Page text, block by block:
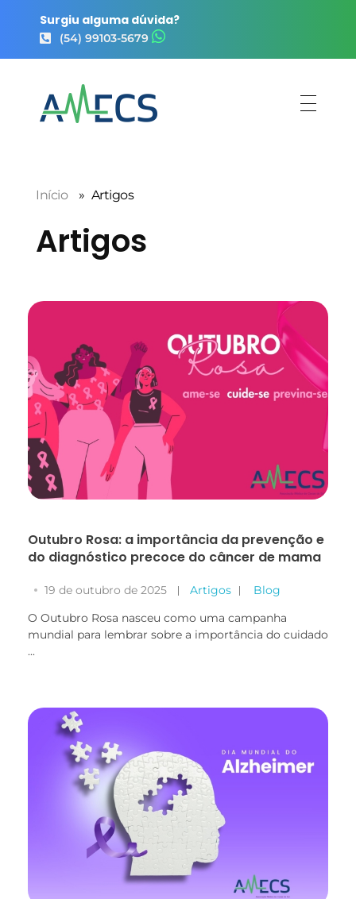
Surgiu alguma dúvida?
(54) 99103-5679
Início » Artigos
Artigos
Outubro Rosa: a importância da prevenção e
do diagnóstico precoce do câncer de mama
19 de outubro de 2025 Artigos
Blog
O Outubro Rosa nasceu como uma campanha
mundial para lembrar sobre a importância do cuidado
...